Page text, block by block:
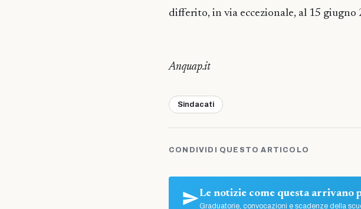
differito, in via eccezionale, al 15 giugno
Anquap.it
Sindacati
CONDIVIDI QUESTO ARTICOLO
Le notizie come questa arrivano
Graduatorie, convocazioni e scadenze della